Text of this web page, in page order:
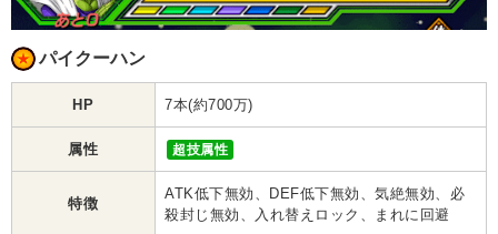
パイクーハン
HP 7本(約700万)
属性 超技属性
特徴
ATK低下無効、DEF低下無効、気絶無効、必
殺封じ無効、入れ替えロック、まれに回避